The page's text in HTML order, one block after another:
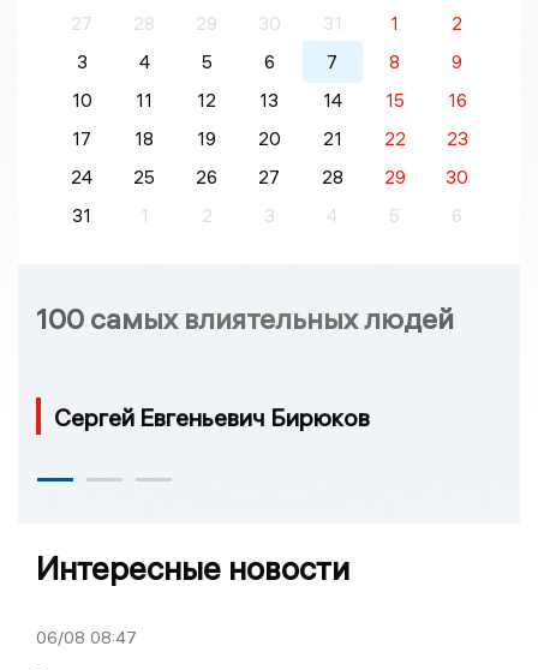
27
28 29 30 31 1
2
3
4 5 6 7 8
9
10
11 12 13 14 15
16
17
18 19 20 21 22
23
24
25 26 27 28 29
30
31
1 2 3 4 5 6
100 самых влиятельных людей
Сергей Евгеньевич Бирюков
Интересные новости
06/08 08:47